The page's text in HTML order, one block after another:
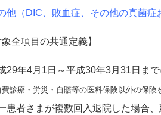
他（DIC、敗血症、その他の真菌症
象全項目の共通定義】
29年4月1日～平成30年3月31日ま
診療・労災・自賠等の医科保険以外の保険
患者さまが複数回入退院した場合